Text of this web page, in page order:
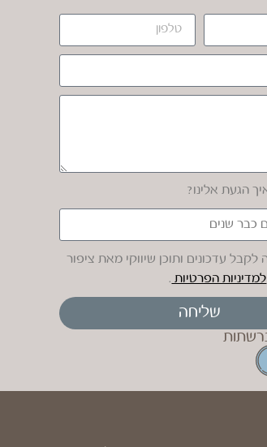
הגעת אלינו?
לקבל עדכונים ותוכן שיווקי מאת ציפור
למדיניות הפרטיות .
שליחה